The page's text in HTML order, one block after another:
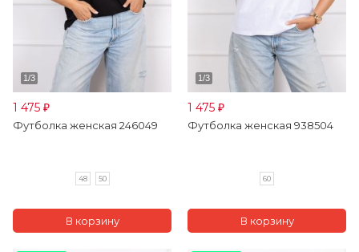
1 475 ₽
Футболка женская 246049
48 50
1 475 ₽
Футболка женская 938504
60